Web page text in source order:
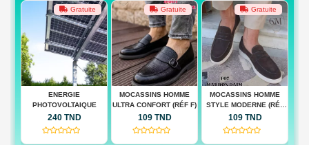
Gratuite
MOCASSINS HOMME
ULTRA CONFORT (RÉF F)
109 TND
Gratuite
MOCASSINS HOMME
STYLE MODERNE (RÉF
F)
109 TND
Gratuite
MOCASSINS HOMME
QUALITÉ PREMIUM(RÉF
F)
109 TND